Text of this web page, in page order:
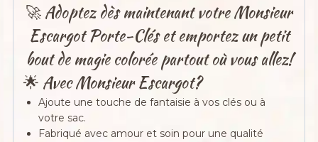
🚀 Adoptez dès maintenant votre Monsieur
Escargot Porte-Clés et emportez un petit
bout de magie colorée partout où vous allez!
🌟 Avec Monsieur Escargot?
Ajoute une touche de fantaisie à vos clés ou à
votre sac.
Fabriqué avec amour et soin pour une qualité